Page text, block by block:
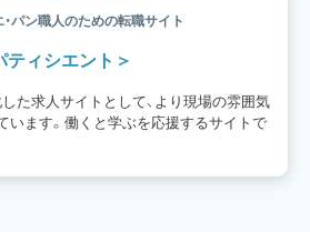
パン職人のための転職サイト
ティシエント
た求人サイトとして、より現場の雰囲気
います。働くと学ぶを応援するサイトで